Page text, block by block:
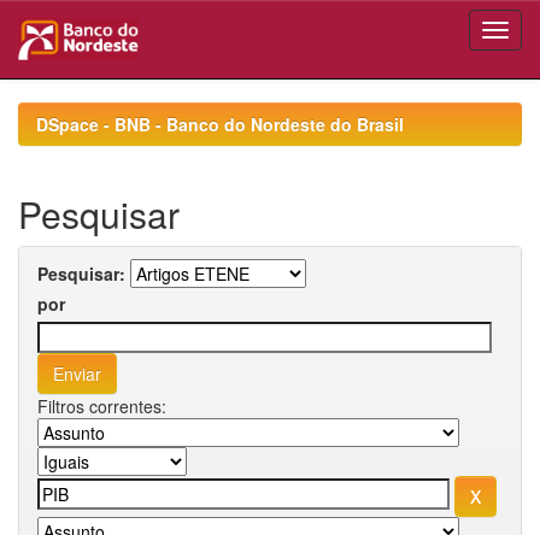
navigationDSpace - BNB - Banco do Nordeste do Brasil
Pesquisar
Pesquisar:
por
Filtros correntes: